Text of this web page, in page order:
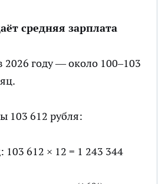
средняя зарплата
2026 году — около 100–103
103 612 рубля:
103 612 × 12 = 1 243 344